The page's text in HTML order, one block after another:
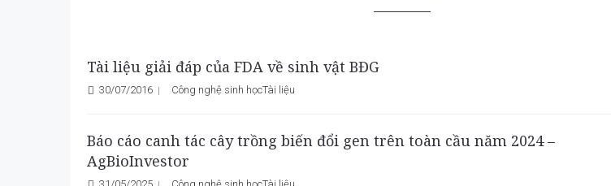
Tài liệu giải đáp của FDA về sinh vật BĐG
30/07/2016 Công nghệ sinh họcTài liệu
Báo cáo canh tác cây trồng biến đổi gen trên toàn cầu năm 2024 –
AgBioInvestor